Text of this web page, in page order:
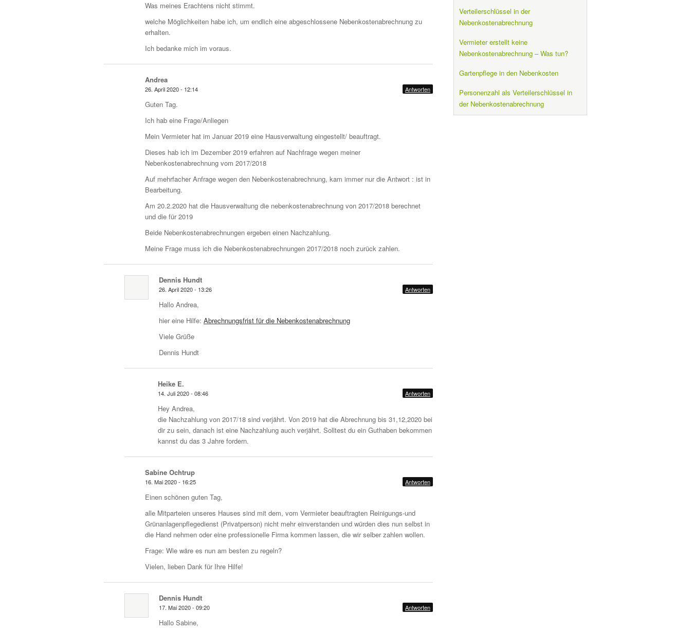
Was meines Erachtens nicht stimmt.
welche Möglichkeiten habe ich, um endlich eine abgeschlossene Nebenkostenabrechnung zu
erhalten.
Ich bedanke mich im voraus.
Andrea
26. April 2020 - 12:14 Antworten
Guten Tag.
Ich hab eine Frage/Anliegen
Mein Vermieter hat im Januar 2019 eine Hausverwaltung eingestellt/ beauftragt.
Dieses hab ich im Dezember 2019 erfahren auf Nachfrage wegen meiner
Nebenkostenabrechnung vom 2017/2018
Auf mehrfacher Anfrage wegen den Nebenkostenabrechnung, kam immer nur die Antwort : ist in
Bearbeitung.
Am 20.2.2020 hat die Hausverwaltung die nebenkostenabrechnung von 2017/2018 berechnet
und die für 2019
Beide Nebenkostenabrechnungen ergeben einen Nachzahlung.
Meine Frage muss ich die Nebenkostenabrechnungen 2017/2018 noch zurück zahlen.
Dennis Hundt
26. April 2020 - 13:26 Antworten
Hallo Andrea,
hier eine Hilfe: Abrechnungsfrist für die Nebenkostenabrechnung
Viele Grüße
Dennis Hundt
Heike E.
14. Juli 2020 - 08:46 Antworten
Hey Andrea,
die Nachzahlung von 2017/18 sind verjährt. Von 2019 hat die Abrechnung bis 31,12,2020 bei
dir zu sein, danach ist eine Nachzahlung auch verjährt. Solltest du ein Guthaben bekommen
kannst du das 3 Jahre fordern.
Sabine Ochtrup
16. Mai 2020 - 16:25 Antworten
Einen schönen guten Tag,
alle Mitparteien unseres Hauses sind mit dem, vom Vermieter beauftragten Reinigungs-und
Grünanlagenpflegedienst (Privatperson) nicht mehr einverstanden und würden dies nun selbst in
die Hand nehmen oder eine professionelle Firma kommen lassen, die wir selber zahlen wollen.
Frage: Wie wäre es nun am besten zu regeln?
Vielen, lieben Dank für Ihre Hilfe!
Dennis Hundt
17. Mai 2020 - 09:20 Antworten
Hallo Sabine,
Verteilerschlüssel in der
Nebenkostenabrechnung
Vermieter erstellt keine
Nebenkostenabrechnung – Was tun?
Gartenpflege in den Nebenkosten
Personenzahl als Verteilerschlüssel in
der Nebenkostenabrechnung